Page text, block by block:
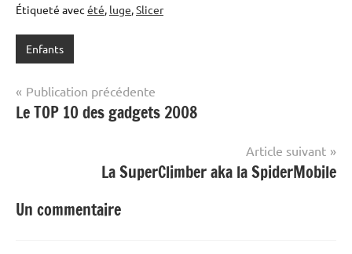
Étiqueté avec été, luge,Slicer
Enfants
Navigation
de
Publication précédente
Le TOP 10 des gadgets 2008
Article suivant
La SuperClimber aka la SpiderMobile
Un commentaire